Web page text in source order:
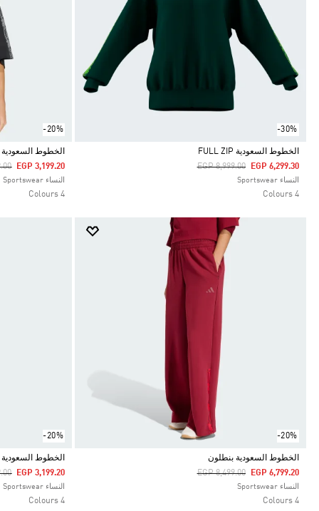
-30%
Selected
الخطوط السعودية FULL ZIP
Price Reduced From
EGP 8,999.00ToEGP 6,299.30
النساء Sportswear
4 Colours
-20%
Selected
الخطوط
From
ToEGP 3,199.20
النساء Sportswear
4 Colours
-20%
Selected
الخطوط السعودية بنطلون
Price Reduced From
EGP 8,499.00ToEGP 6,799.20
النساء Sportswear
4 Colours
-20%
Selected
الخطوط
From
ToEGP 3,199.20
النساء Sportswear
4 Colours